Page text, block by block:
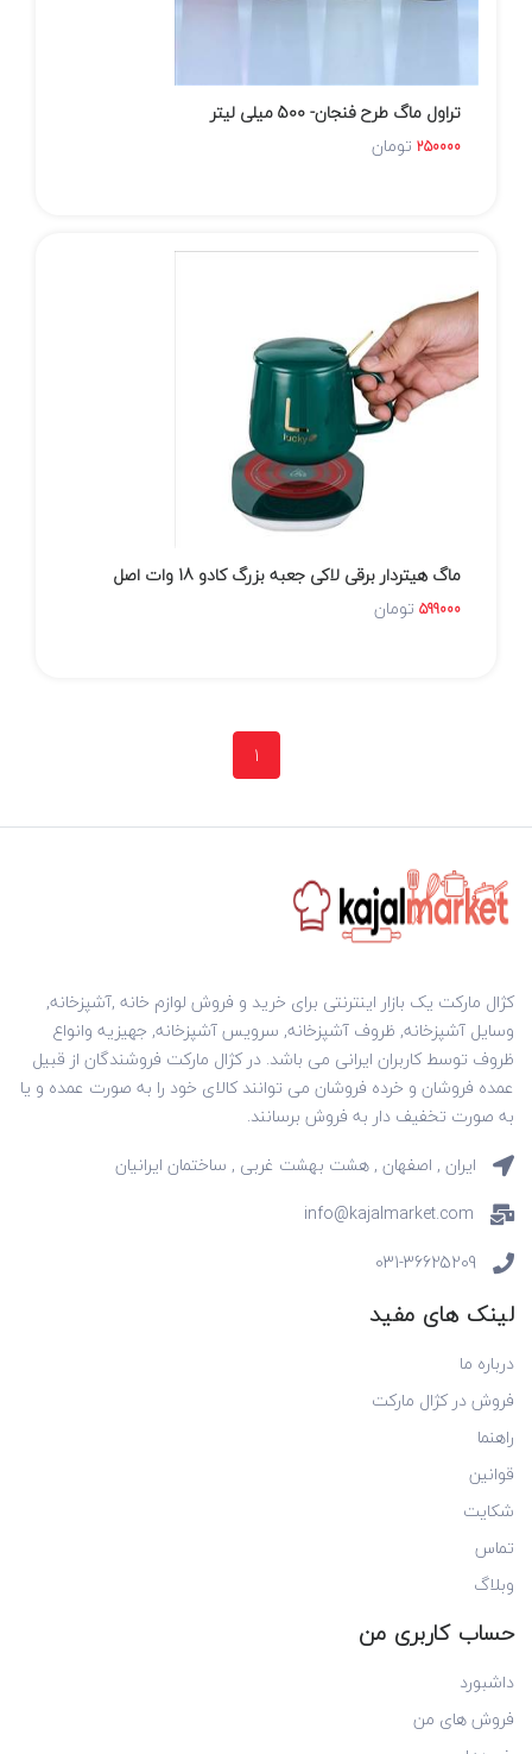
تراول ماگ طرح فنجان- 500 میلی لیتر
250000 تومان
ماگ هیتردار برقی لاکی جعبه بزرگ کادو 18 وات اصل
599000 تومان
1
کژال مارکت یک بازار اینترنتی برای خرید و فروش لوازم خانه ,آشپزخانه,
وسایل آشپزخانه, ظروف آشپزخانه, سرویس آشپزخانه, جهیزیه وانواع
ظروف توسط کاربران ایرانی می باشد. در کژال مارکت فروشندگان از قبیل
عمده فروشان و خرده فروشان می توانند کالای خود را به صورت عمده و یا
به صورت تخفیف دار به فروش برسانند.
ایران , اصفهان , هشت بهشت غربی , ساختمان ایرانیان
info@kajalmarket.com
031-36625209
لینک های مفید
درباره ما
فروش در کژال مارکت
راهنما
قوانین
شکایت
تماس
وبلاگ
حساب کاربری من
داشبورد
فروش های من